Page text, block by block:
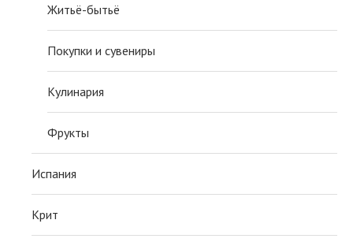
Житьё-бытьё
Покупки и сувениры
Кулинария
Фрукты
Испания
Крит